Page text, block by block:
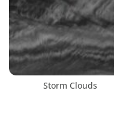
Storm Clouds